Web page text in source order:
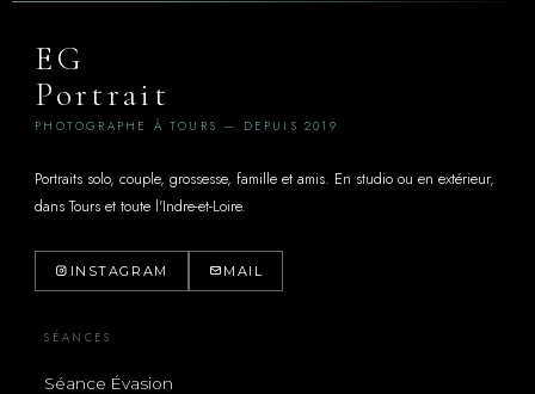
EG
Portrait
PHOTOGRAPHE À TOURS — DEPUIS 2019
Portraits solo, couple, grossesse, famille et amis. En studio ou en extérieur,
dans Tours et toute l'Indre-et-Loire.
INSTAGRAM MAIL
SÉANCES
Séance Évasion